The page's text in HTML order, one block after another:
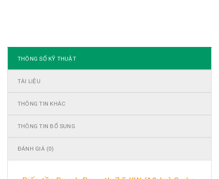
THÔNG SỐ KỸ THUẬT
TÀI LIỆU
THÔNG TIN KHÁC
THÔNG TIN BỔ SUNG
ĐÁNH GIÁ (0)